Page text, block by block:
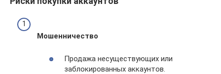
Мошенничество
Продажа несуществующих или
заблокированных аккаунтов.